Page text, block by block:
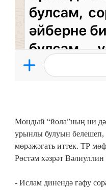
Мондый “йола”ның ни
урынлы булуын белешеп,
мөрәҗәгать иттек. ТР
Рөстәм хәзрәт
- Ислам динендә гафу